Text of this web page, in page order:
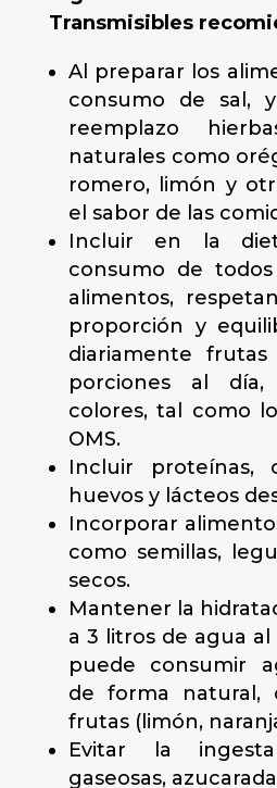
Transmisibles
Al preparar los
consumo de sal,
reemplazo
naturales como
romero, limón y
el sabor de las
Incluir en la
consumo de
alimentos,
proporción y
diariamente
porciones al
colores, tal como
OMS.
Incluir proteínas,
huevos y lácteos
Incorporar
como semillas,
secos.
Mantener la
a 3 litros de agua al
puede consumir
de forma natural,
frutas (limón,
Evitar la
gaseosas,